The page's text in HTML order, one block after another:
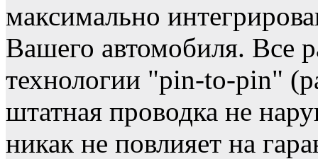
максимально
Вашего автомобиля. Все
технологии "pin-to-pin"
штатная проводка не
никак не повлияет на